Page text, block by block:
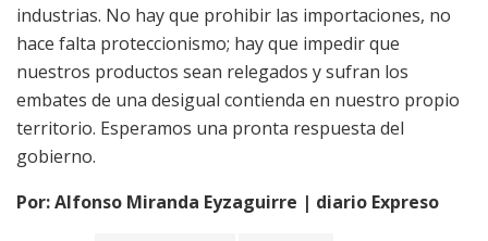
industrias. No hay que prohibir las importaciones, no
hace falta proteccionismo; hay que impedir que
nuestros productos sean relegados y sufran los
embates de una desigual contienda en nuestro propio
territorio. Esperamos una pronta respuesta del
gobierno.
Por: Alfonso Miranda Eyzaguirre | diario Expreso